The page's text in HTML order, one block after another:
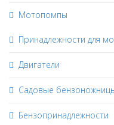
Мотопомпы
Принадлежности для
Двигатели
Садовые
Бензопринадлежности